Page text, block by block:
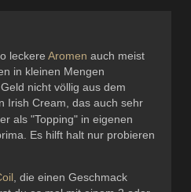
leckere Aromen auch meist
in kleinen Mengen
nicht völlig aus dem
Irish Cream, das auch sehr
als "Topping" in eigenen
Es hilft halt nur probieren
, die einen Geschmack